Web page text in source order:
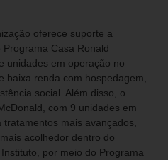
oferece suporte a
Casa Ronald
unidades em operação no
baixa renda com hospedagem,
social. Além disso, o
com 9 unidades em
mais avançados,
acolhedor dentro do
por meio do Programa